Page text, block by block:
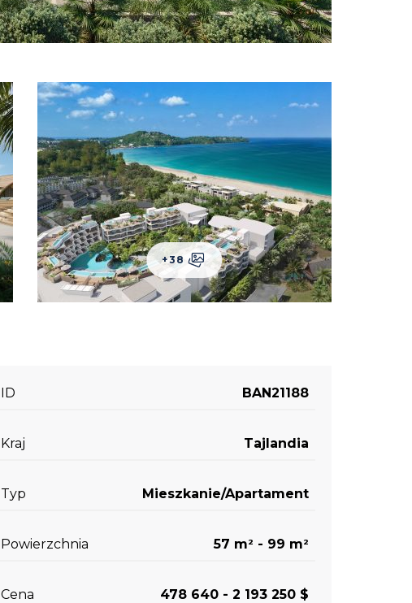
+38
ID BAN21188
Kraj Tajlandia
Typ Mieszkanie/Apartament
Powierzchnia 57 m2 - 99 m2
Cena 478 640 - 2 193 250 $